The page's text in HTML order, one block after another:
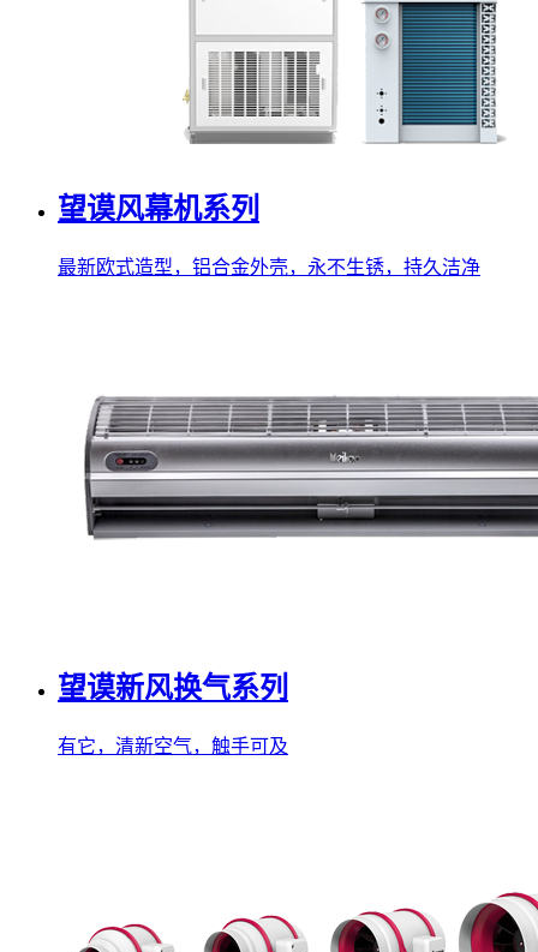
望谟风幕机系列
最新欧式造型，铝合金外壳，永不生锈，持久洁净
望谟新风换气系列
有它，清新空气，触手可及